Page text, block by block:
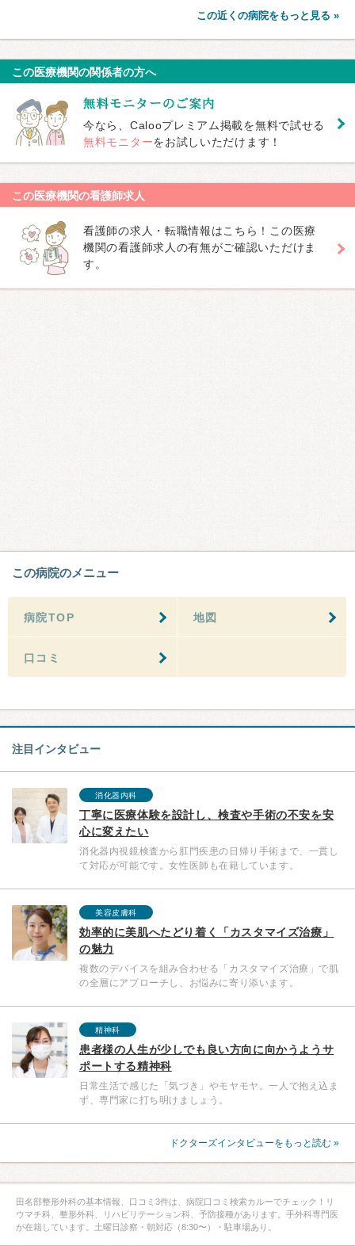
この近くの病院をもっと見る »
この医療機関の関係者の方へ
今なら、Calooプレミアム掲載を無料で試せる
無料モニターをお試しいただけます！
この医療機関の看護師求人
看護師の求人・転職情報はこちら！この医療
機関の看護師求人の有無がご確認いただけま
す。
この病院のメニュー
病院TOP 地図
口コミ
注目インタビュー
消化器内科
丁寧に医療体験を設計し、検査や手術の不安を安
心に変えたい
消化器内視鏡検査から肛門疾患の日帰り手術まで、一貫し
て対応が可能です。女性医師も在籍しています。
美容皮膚科
効率的に美肌へたどり着く「カスタマイズ治療」
の魅力
複数のデバイスを組み合わせる「カスタマイズ治療」で肌
の全層にアプローチし、お悩みに寄り添います。
精神科
患者様の人生が少しでも良い方向に向かうようサ
ポートする精神科
日常生活で感じた「気づき」やモヤモヤ。一人で抱え込ま
ず、専門家に打ち明けましょう。
ドクターズインタビューをもっと読む »
田名部整形外科の基本情報、口コミ3件は、病院口コミ検索カルーでチェック！リ
ウマチ科、整形外科、リハビリテーション科、予防接種があります。手外科専門医
が在籍しています。土曜日診察・朝対応（8:30〜）・駐車場あり。